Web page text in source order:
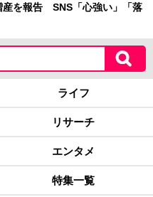
産を報告 SNS「心強い」「落
ライフ
リサーチ
エンタメ
特集一覧